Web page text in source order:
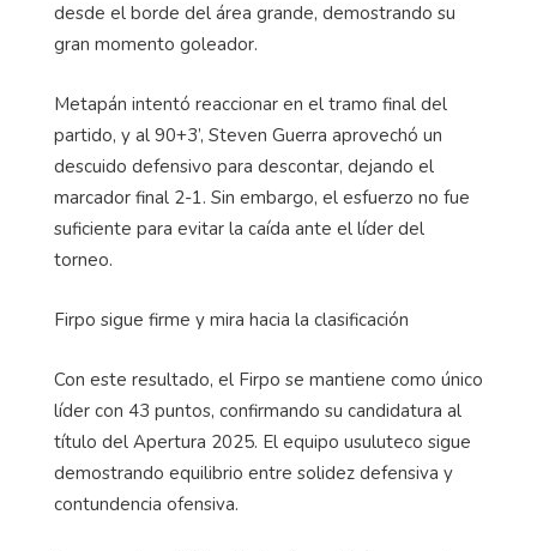
desde el borde del área grande, demostrando su
gran momento goleador.
Metapán intentó reaccionar en el tramo final del
partido, y al 90+3’, Steven Guerra aprovechó un
descuido defensivo para descontar, dejando el
marcador final 2-1. Sin embargo, el esfuerzo no fue
suficiente para evitar la caída ante el líder del
torneo.
Firpo sigue firme y mira hacia la clasificación
Con este resultado, el Firpo se mantiene como único
líder con 43 puntos, confirmando su candidatura al
título del Apertura 2025. El equipo usuluteco sigue
demostrando equilibrio entre solidez defensiva y
contundencia ofensiva.